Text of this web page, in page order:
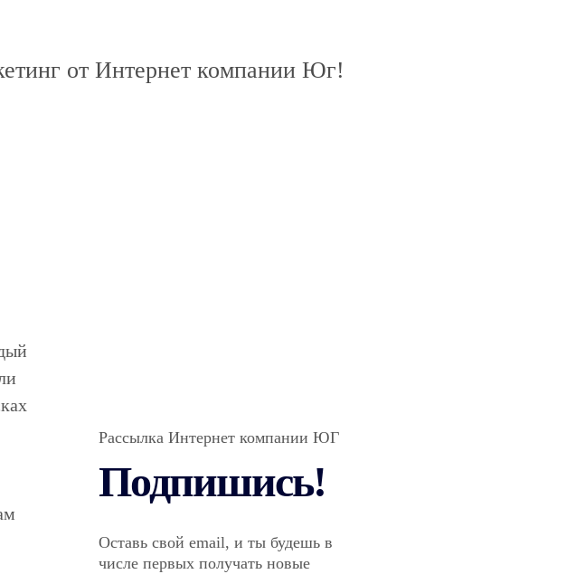
от Интернет компании Юг!
Рассылка Интернет компании ЮГ
Подпишись!
Оставь свой email, и ты будешь в
числе первых получать новые